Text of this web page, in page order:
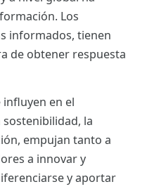
Los
informados, tienen
de obtener respuesta
influyen en el
la
empujan tanto a
a innovar y
y aportar